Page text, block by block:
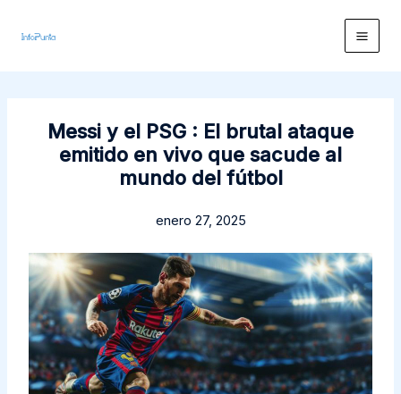
Messi y el PSG : El brutal ataque
emitido en vivo que sacude al
mundo del fútbol
enero 27, 2025